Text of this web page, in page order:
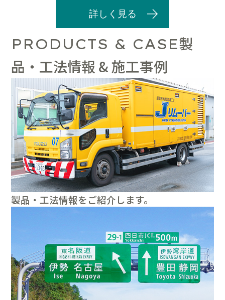
詳しく見る
PRODUCTS & CASE製
品・工法情報 & 施工事例
製品・工法情報をご紹介します。